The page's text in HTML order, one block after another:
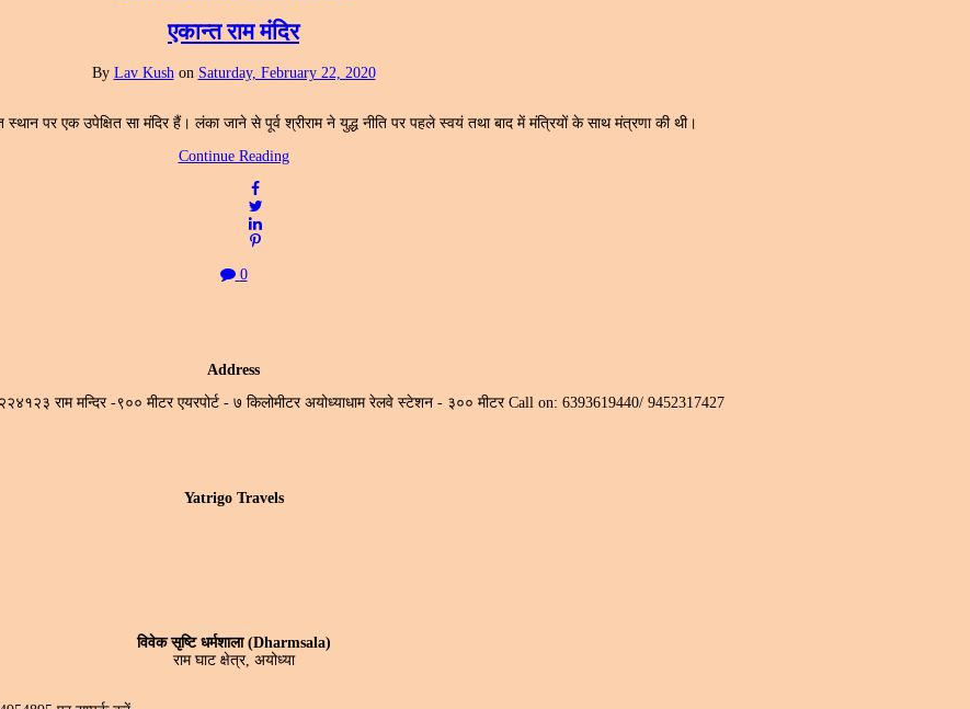
एकान्त राम मंदिर
By Lav Kush on Saturday, February 22, 2020
पर एक उपेक्षित सा मंदिर हैं। लंका जाने से पूर्व श्रीराम ने युद्ध नीति पर पहले स्वयं तथा बाद में मंत्रियों के साथ मंत्रणा की थी।
Continue Reading
0
Address
राम मन्दिर -९०० मीटर एयरपोर्ट - ७ किलोमीटर अयोध्याधाम रेलवे स्टेशन - ३०० मीटर Call on: 6393619440/ 9452317427
Yatrigo Travels
विवेक सृष्टि धर्मशाला (Dharmsala)
राम घाट क्षेत्र, अयोध्या